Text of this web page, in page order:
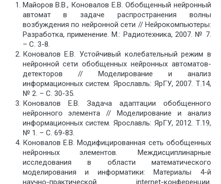
Майоров В.В., Коновалов Е.В. Обобщенный нейронный
автомат в задаче распространения волны
возбуждения по нейронной сети // Нейрокомпьютеры:
Разработка, применение. М.: Радиотехника, 2007. № 7.
– С. 3-8.
Коновалов Е.В. Устойчивый колебательный режим в
нейронной сети обобщенных нейронных автоматов-
детекторов // Моделирование и анализ
информационных систем. Ярославль: ЯрГУ, 2007. Т.14,
№ 2. – С. 30-35.
Коновалов Е.В. Задача адаптации обобщенного
нейронного элемента // Моделирование и анализ
информационных систем. Ярославль: ЯрГУ, 2012. Т.19,
№ 1. – С. 69-83.
Коновалов Е.В. Модифицированная сеть обобщенных
нейронных элементов. Междисциплинарные
исследования в области математического
моделирования и информатики: Материалы 4-й
научно-практической internet-конференции.